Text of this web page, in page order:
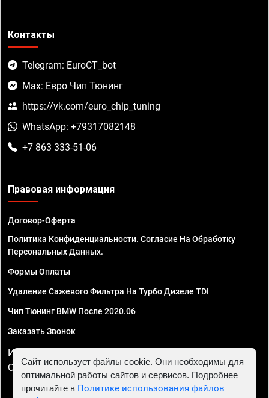
Контакты
Telegram: EuroCT_bot
Max: Евро Чип Тюнинг
https://vk.com/euro_chip_tuning
WhatsApp: +79317082148
+7 863 333-51-06
Правовая информация
Договор-Оферта
Политика Конфиденциальности. Согласие На Обработку
Персональных Данных.
Формы Оплаты
Удаление Сажевого Фильтра На Турбо Дизеле TDI
Чип Тюнинг BMW После 2020.06
Заказать Звонок
ИП Смирнов Георгий Павлович. ИНН 781302555843,
ОГРНИП 324470400032610
Сайт использует файлы cookie. Они необходимы для
оптимальной работы сайтов и сервисов. Подробнее
прочитайте в Политике использования файлов